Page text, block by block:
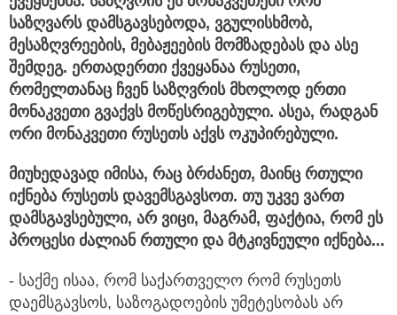
საზღვარს დამსგავსებოდა, ვგულისხმობ,
მესაზღვრეების, მებაჟეების მომზადებას და ასე
შემდეგ. ერთადერთი ქვეყანაა რუსეთი,
რომელთანაც ჩვენ საზღვრის მხოლოდ ერთი
მონაკვეთი გვაქვს მოწესრიგებული. ასეა, რადგან
ორი მონაკვეთი რუსეთს აქვს ოკუპირებული.
მიუხედავად იმისა, რაც ბრძანეთ, მაინც რთული
იქნება რუსეთს დავემსგავსოთ. თუ უკვე ვართ
დამსგავსებული, არ ვიცი, მაგრამ, ფაქტია, რომ ეს
პროცესი ძალიან რთული და მტკივნეული იქნება...
- საქმე ისაა, რომ საქართველო რომ რუსეთს
დაემსგავსოს, საზოგადოების უმეტესობას არ